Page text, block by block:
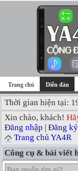
Trang chủ Diễn đàn
Thời gian hiện tại:
Xin chào, khách!
Đăng nhập | Đăng ký
Trang chủ YA4R
Công cụ & bài viết